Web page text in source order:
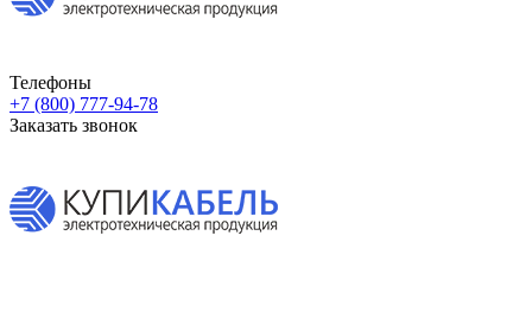
Телефоны
+7 (800) 777-94-78
Заказать звонок